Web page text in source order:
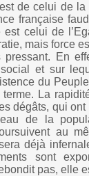
de celui de la
française
est celui de
mais force
En
social et sur
du
La
dégâts, qui
de la
au
déjà
sont
pas, elle